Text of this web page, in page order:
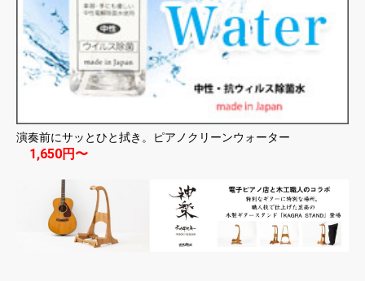
演奏前にサッとひと拭き。ピアノクリーンウォーター
1,650円〜